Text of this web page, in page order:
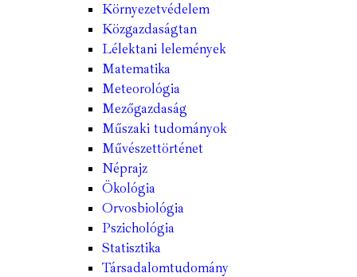
Környezetvédelem
Közgazdaságtan
Lélektani lelemények
Matematika
Meteorológia
Mezőgazdaság
Műszaki tudományok
Művészettörténet
Néprajz
Ökológia
Orvosbiológia
Pszichológia
Statisztika
Társadalomtudomány